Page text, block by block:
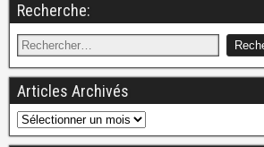
Recherche:
Articles Archivés